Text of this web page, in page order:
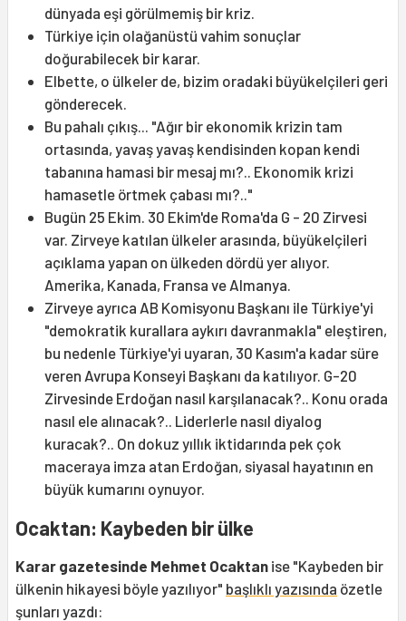
dünyada eşi görülmemiş bir kriz.
Türkiye için olağanüstü vahim sonuçlar
doğurabilecek bir karar.
Elbette, o ülkeler de, bizim oradaki büyükelçileri geri
gönderecek.
Bu pahalı çıkış... "Ağır bir ekonomik krizin tam
ortasında, yavaş yavaş kendisinden kopan kendi
tabanına hamasi bir mesaj mı?.. Ekonomik krizi
hamasetle örtmek çabası mı?.."
Bugün 25 Ekim. 30 Ekim'de Roma'da G - 20 Zirvesi
var. Zirveye katılan ülkeler arasında, büyükelçileri
açıklama yapan on ülkeden dördü yer alıyor.
Amerika, Kanada, Fransa ve Almanya.
Zirveye ayrıca AB Komisyonu Başkanı ile Türkiye'yi
"demokratik kurallara aykırı davranmakla" eleştiren,
bu nedenle Türkiye'yi uyaran, 30 Kasım'a kadar süre
veren Avrupa Konseyi Başkanı da katılıyor. G-20
Zirvesinde Erdoğan nasıl karşılanacak?.. Konu orada
nasıl ele alınacak?.. Liderlerle nasıl diyalog
kuracak?.. On dokuz yıllık iktidarında pek çok
maceraya imza atan Erdoğan, siyasal hayatının en
büyük kumarını oynuyor.
Ocaktan: Kaybeden bir ülke
Karar gazetesinde Mehmet Ocaktan ise "Kaybeden bir
ülkenin hikayesi böyle yazılıyor" başlıklı yazısında özetle
şunları yazdı: